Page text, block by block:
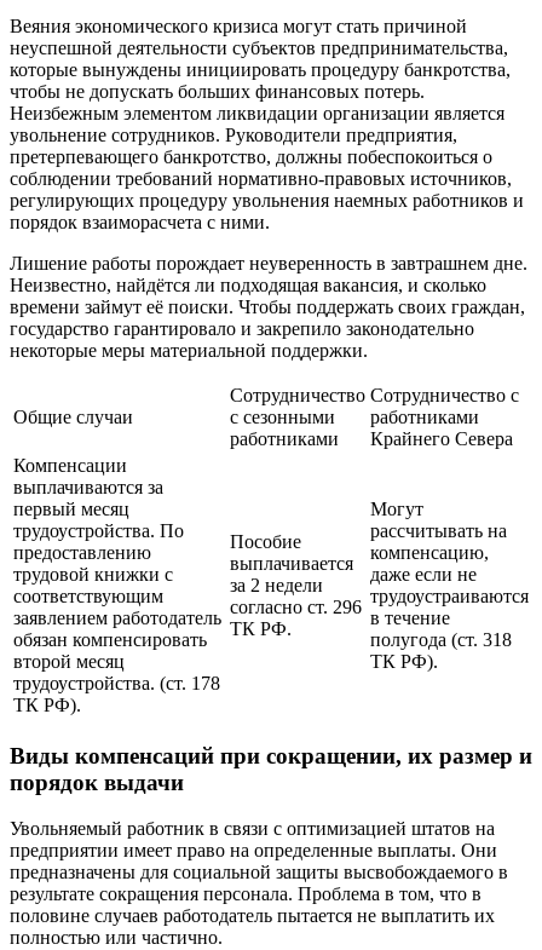
Веяния экономического кризиса могут стать причиной
неуспешной деятельности субъектов предпринимательства,
которые вынуждены инициировать процедуру банкротства,
чтобы не допускать больших финансовых потерь.
Неизбежным элементом ликвидации организации является
увольнение сотрудников. Руководители предприятия,
претерпевающего банкротство, должны побеспокоиться о
соблюдении требований нормативно-правовых источников,
регулирующих процедуру увольнения наемных работников и
порядок взаиморасчета с ними.
Лишение работы порождает неуверенность в завтрашнем дне.
Неизвестно, найдётся ли подходящая вакансия, и сколько
времени займут её поиски. Чтобы поддержать своих граждан,
государство гарантировало и закрепило законодательно
некоторые меры материальной поддержки.
Общие случаи
Сотрудничество
с сезонными
работниками
Сотрудничество с
работниками
Крайнего Севера
Компенсации
выплачиваются за
первый месяц
трудоустройства. По
предоставлению
трудовой книжки с
соответствующим
заявлением работодатель
обязан компенсировать
второй месяц
трудоустройства. (ст. 178
ТК РФ).
Пособие
выплачивается
за 2 недели
согласно ст. 296
ТК РФ.
Могут
рассчитывать на
компенсацию,
даже если не
трудоустраиваются
в течение
полугода (ст. 318
ТК РФ).
Виды компенсаций при сокращении, их размер и
порядок выдачи
Увольняемый работник в связи с оптимизацией штатов на
предприятии имеет право на определенные выплаты. Они
предназначены для социальной защиты высвобождаемого в
результате сокращения персонала. Проблема в том, что в
половине случаев работодатель пытается не выплатить их
полностью или частично.